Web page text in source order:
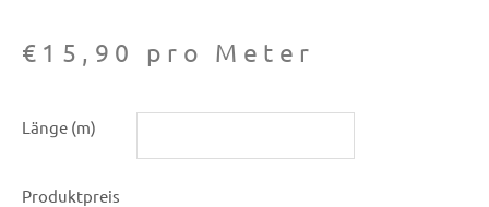
€ 15,90 pro Meter
Länge (m)
Produktpreis